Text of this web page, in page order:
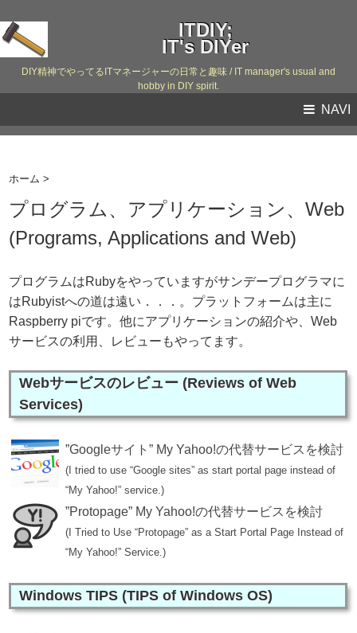
ITDIY;
IT's DIYer
DIY精神でやってるITマネージャーの日常と趣味 / IT manager's usual and
hobby in DIY spirit.
NAVI
ホーム >
プログラム、アプリケーション、Web
(Programs, Applications and Web)
プログラムはRubyをやっていますがサンデープログラマに
はRubyistへの道は遠い．．．。プラットフォームは主に
Raspberry piです。他にアプリケーションの紹介や、Web
サービスの利用、レビューもやってます。
Webサービスのレビュー (Reviews of Web
Services)
”Googleサイト” My Yahoo!の代替サービスを検討
(I tried to use “Google sites” as start portal page instead of
“My Yahoo!” service.)
”Protopage” My Yahoo!の代替サービスを検討
(I Tried to Use “Protopage” as a Start Portal Page Instead of
“My Yahoo!” Service.)
Windows TIPS (TIPS of Windows OS)